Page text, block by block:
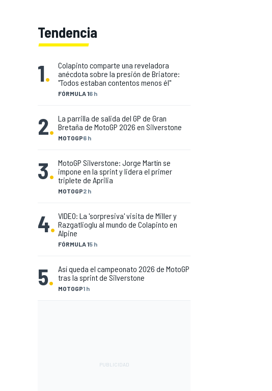
Tendencia
1.
FÓRMULA 16 h
Colapinto comparte una reveladora
anécdota sobre la presión de Briatore:
"Todos estaban contentos menos él"
2. MOTOGP6 h
La parrilla de salida del GP de Gran
Bretaña de MotoGP 2026 en Silverstone
3.
MOTOGP2 h
MotoGP Silverstone: Jorge Martín se
impone en la sprint y lidera el primer
triplete de Aprilia
4.
FÓRMULA 15 h
VIDEO: La 'sorpresiva' visita de Miller y
Razgatlioglu al mundo de Colapinto en
Alpine
5. MOTOGP1 h
Así queda el campeonato 2026 de MotoGP
tras la sprint de Silverstone